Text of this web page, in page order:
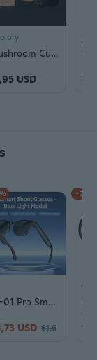
Mushroom Cushion Foundation - Hydrating BB Cream with Concealer & Brightening Finish
USD
JS-01 Pro Smart Glasses with Camera: 12MP Photo/Video, Real-Time Translation, Calls & Music
USD 61,66 USD
-23%
4